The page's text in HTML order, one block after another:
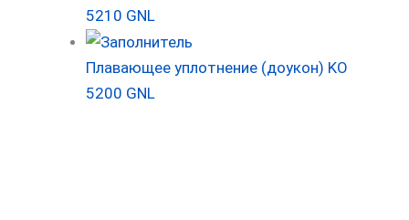
5210 GNL
Плавающее уплотнение (доукон) KO
5200 GNL